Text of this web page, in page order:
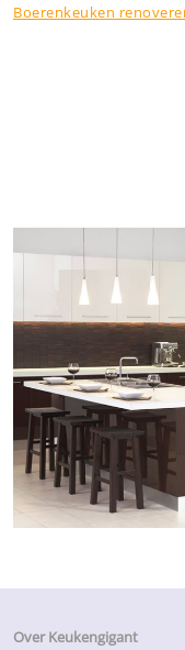
Boerenkeuken
Over Keukengigant